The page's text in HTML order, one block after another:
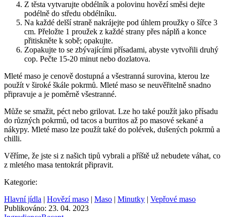
Z těsta vytvarujte obdélník a polovinu hovězí směsi dejte
podélně do středu obdélníku.
Na každé delší straně nakrájejte pod úhlem proužky o šířce 3
cm. Přeložte 1 proužek z každé strany přes náplň a konce
přitiskněte k sobě; opakujte.
Zopakujte to se zbývajícími přísadami, abyste vytvořili druhý
cop. Pečte 15-20 minut nebo dozlatova.
Mleté maso je cenově dostupná a všestranná surovina, kterou lze
použít v široké škále pokrmů. Mleté maso se neuvěřitelně snadno
připravuje a je poměrně všestranné.
Může se smažit, péct nebo grilovat. Lze ho také použít jako přísadu
do různých pokrmů, od tacos a burritos až po masové sekané a
nákypy. Mleté maso lze použít také do polévek, dušených pokrmů a
chilli.
Věříme, že jste si z našich tipů vybrali a příště už nebudete váhat, co
z mletého masa tentokrát připravit.
Kategorie:
Hlavní jídla | Hovězí maso | Maso | Minutky | Vepřové maso
Publikováno: 23. 04. 2023